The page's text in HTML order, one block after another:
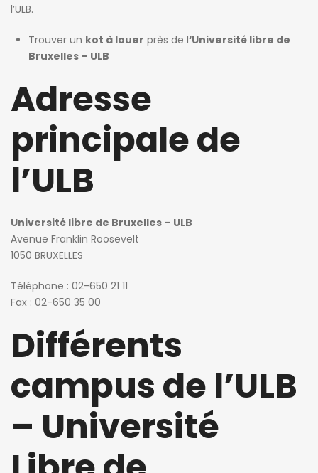
l’ULB.
Trouver un kot à louer près de l‘Université libre de
Bruxelles – ULB
Adresse
principale de
l’ULB
Université libre de Bruxelles – ULB
Avenue Franklin Roosevelt
1050 BRUXELLES
Téléphone : 02-650 21 11
Fax : 02-650 35 00
Différents
campus de l’ULB
– Université